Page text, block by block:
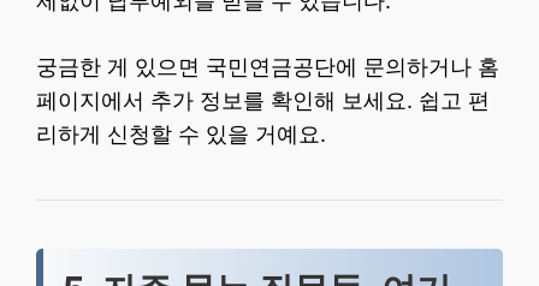
궁금한 게 있으면 국민연금공단에 문의하거나 홈
페이지에서 추가 정보를 확인해 보세요. 쉽고 편
리하게 신청할 수 있을 거예요.